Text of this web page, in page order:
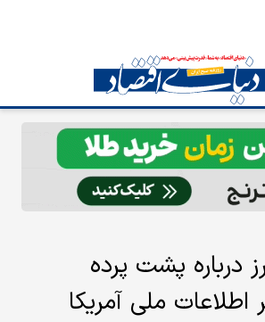
درباره پشت پرده
ملی آمریکا